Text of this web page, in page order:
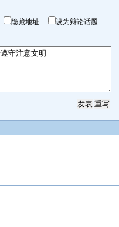
隐藏地址 设为辩论话题